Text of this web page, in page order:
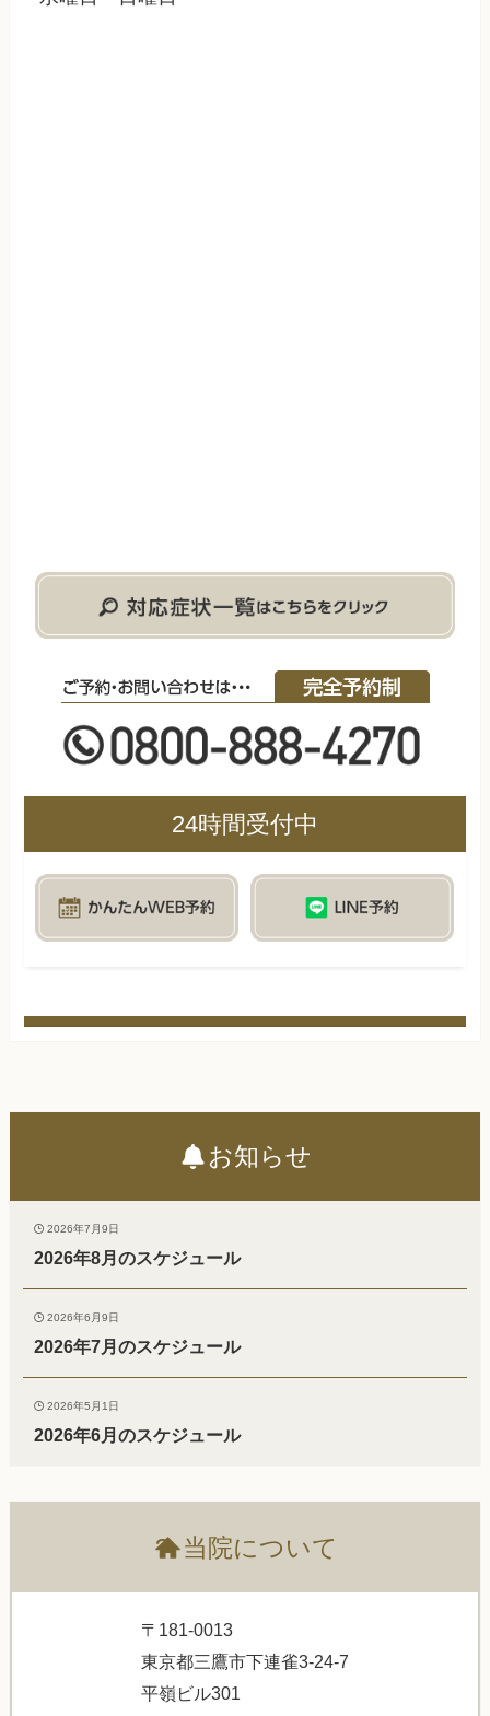
24時間受付中
お知らせ
2026年7月9日
2026年8月のスケジュール
2026年6月9日
2026年7月のスケジュール
2026年5月1日
2026年6月のスケジュール
? 当院について
〒181-0013
東京都三鷹市下連雀3-24-7
平嶺ビル301